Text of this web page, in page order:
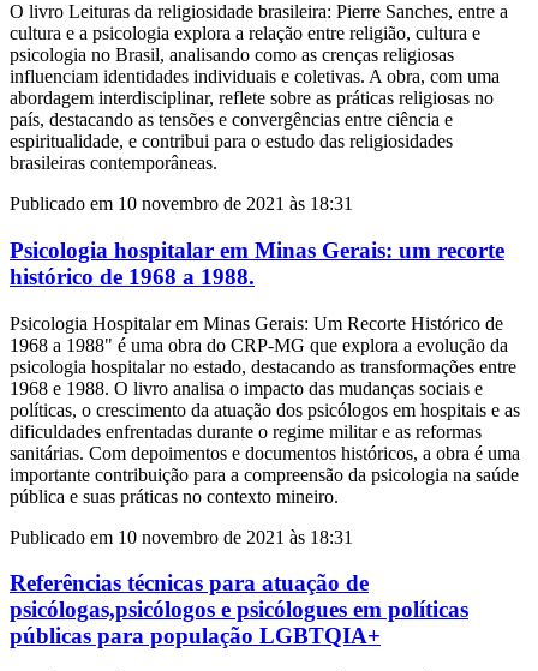
O livro Leituras da religiosidade brasileira: Pierre Sanches, entre a
cultura e a psicologia explora a relação entre religião, cultura e
psicologia no Brasil, analisando como as crenças religiosas
influenciam identidades individuais e coletivas. A obra, com uma
abordagem interdisciplinar, reflete sobre as práticas religiosas no
país, destacando as tensões e convergências entre ciência e
espiritualidade, e contribui para o estudo das religiosidades
brasileiras contemporâneas.
Publicado em 10 novembro de 2021 às 18:31
Psicologia hospitalar em Minas Gerais: um recorte
histórico de 1968 a 1988.
Psicologia Hospitalar em Minas Gerais: Um Recorte Histórico de
1968 a 1988" é uma obra do CRP-MG que explora a evolução da
psicologia hospitalar no estado, destacando as transformações entre
1968 e 1988. O livro analisa o impacto das mudanças sociais e
políticas, o crescimento da atuação dos psicólogos em hospitais e as
dificuldades enfrentadas durante o regime militar e as reformas
sanitárias. Com depoimentos e documentos históricos, a obra é uma
importante contribuição para a compreensão da psicologia na saúde
pública e suas práticas no contexto mineiro.
Publicado em 10 novembro de 2021 às 18:31
Referências técnicas para atuação de
psicólogas,psicólogos e psicólogues em políticas
públicas para população LGBTQIA+